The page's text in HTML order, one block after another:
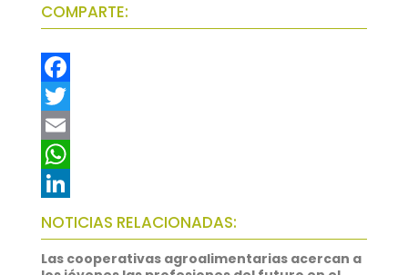
COMPARTE:
F
a
c
e
b
o
o
T
w
t
t
e
E
m
a
i
l
W
h
a
t
L
i
n
NOTICIAS RELACIONADAS:
Las cooperativas agroalimentarias acercan a